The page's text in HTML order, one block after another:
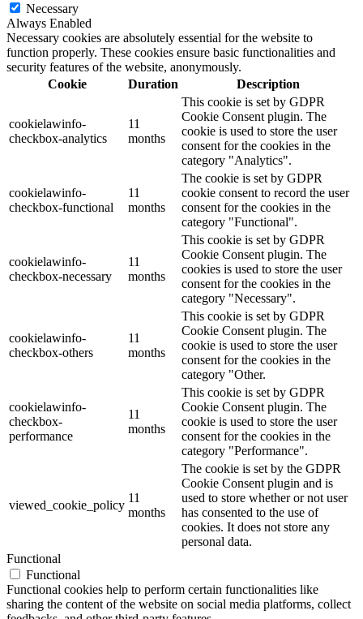
Necessary
Always Enabled
Necessary cookies are absolutely essential for the website to
function properly. These cookies ensure basic functionalities and
security features of the website, anonymously.
Cookie
Duration Description
cookielawinfo-
checkbox-analytics
11
months
This cookie is set by GDPR
Cookie Consent plugin. The
cookie is used to store the user
consent for the cookies in the
category "Analytics".
cookielawinfo-
checkbox-functional
11
months
The cookie is set by GDPR
cookie consent to record the user
consent for the cookies in the
category "Functional".
cookielawinfo-
checkbox-necessary
11
months
This cookie is set by GDPR
Cookie Consent plugin. The
cookies is used to store the user
consent for the cookies in the
category "Necessary".
cookielawinfo-
checkbox-others
11
months
This cookie is set by GDPR
Cookie Consent plugin. The
cookie is used to store the user
consent for the cookies in the
category "Other.
cookielawinfo-
checkbox-
performance
11
months
This cookie is set by GDPR
Cookie Consent plugin. The
cookie is used to store the user
consent for the cookies in the
category "Performance".
viewed_cookie_policy
11
months
The cookie is set by the GDPR
Cookie Consent plugin and is
used to store whether or not user
has consented to the use of
cookies. It does not store any
personal data.
Functional
Functional
Functional cookies help to perform certain functionalities like
sharing the content of the website on social media platforms, collect